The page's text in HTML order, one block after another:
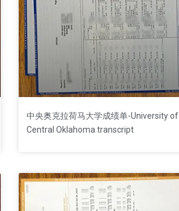
中央奥克拉荷马大学成绩单-University of
Central Oklahoma transcript